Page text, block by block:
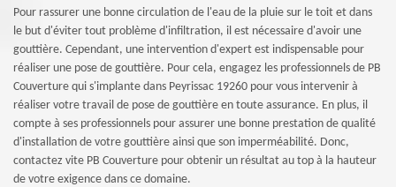
Pour rassurer une bonne circulation de l'eau de la pluie sur le toit et dans
le but d'éviter tout problème d'infiltration, il est nécessaire d'avoir une
gouttière. Cependant, une intervention d'expert est indispensable pour
réaliser une pose de gouttière. Pour cela, engagez les professionnels de PB
Couverture qui s'implante dans Peyrissac 19260 pour vous intervenir à
réaliser votre travail de pose de gouttière en toute assurance. En plus, il
compte à ses professionnels pour assurer une bonne prestation de qualité
d'installation de votre gouttière ainsi que son imperméabilité. Donc,
contactez vite PB Couverture pour obtenir un résultat au top à la hauteur
de votre exigence dans ce domaine.